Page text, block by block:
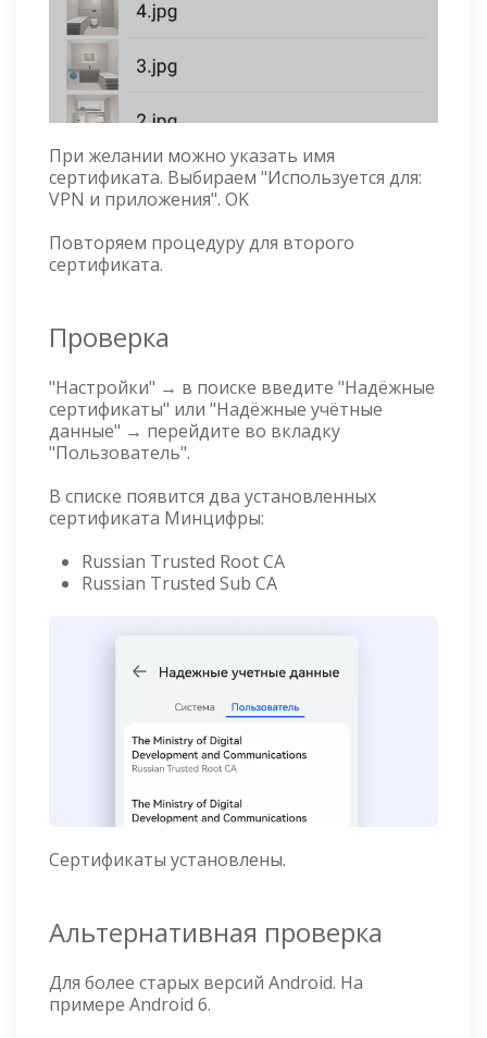
При желании можно указать имя
сертификата. Выбираем "Используется для:
VPN и приложения". OK
Повторяем процедуру для второго
сертификата.
Проверка
"Настройки" → в поиске введите "Надёжные
сертификаты" или "Надёжные учётные
данные" → перейдите во вкладку
"Пользователь".
В списке появится два установленных
сертификата Минцифры:
Russian Trusted Root CA
Russian Trusted Sub CA
Сертификаты установлены.
Альтернативная проверка
Для более старых версий Android. На
примере Android 6.